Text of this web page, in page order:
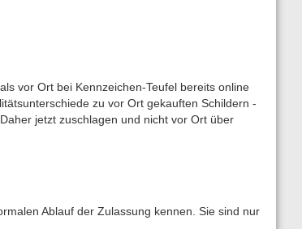
vor Ort bei Kennzeichen-Teufel bereits online
zu vor Ort gekauften Schildern -
jetzt zuschlagen und nicht vor Ort über
Ablauf der Zulassung kennen. Sie sind nur